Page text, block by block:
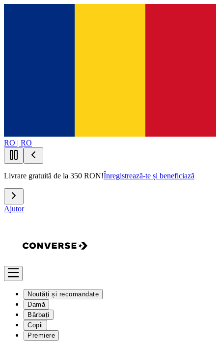
RO | RO
Livrare gratuită de la 350 RON!Înregistrează-te și beneficiază
Ajutor
Noutăți și recomandate
Damă
Bărbați
Copii
Premiere